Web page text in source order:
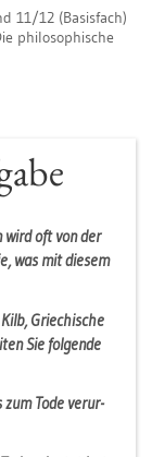
11/12 (Ba­sis­fach)
phi­lo­so­phi­sche
wird oft von der
was mit die­sem
Grie­chi­sche
Sie fol­gen­de
zum Tode ver­ur­